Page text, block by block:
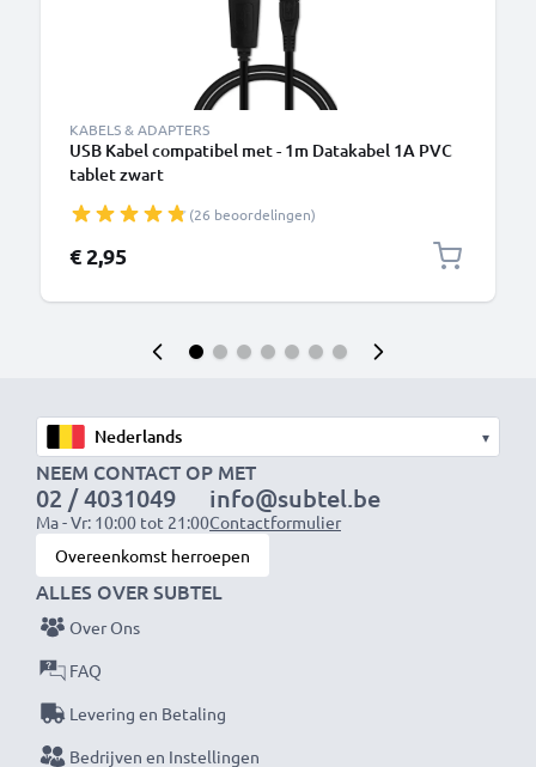
KABELS & ADAPTERS
USB Kabel compatibel met - 1m Datakabel 1A PVC
tablet zwart
(26 beoordelingen)
€ 2,95
▾
NEEM CONTACT OP MET
02 / 4031049
Ma - Vr: 10:00 tot 21:00
info@subtel.be
Contactformulier
Overeenkomst herroepen
ALLES OVER SUBTEL
Over Ons
FAQ
Levering en Betaling
Bedrijven en Instellingen